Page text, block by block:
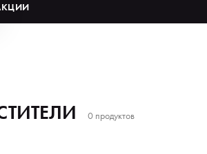
0 продуктов